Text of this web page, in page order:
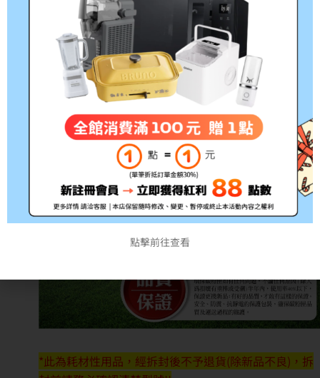
*此為耗材性用品，經拆封後不予退貨(除新品不良)，拆
點擊前往查看